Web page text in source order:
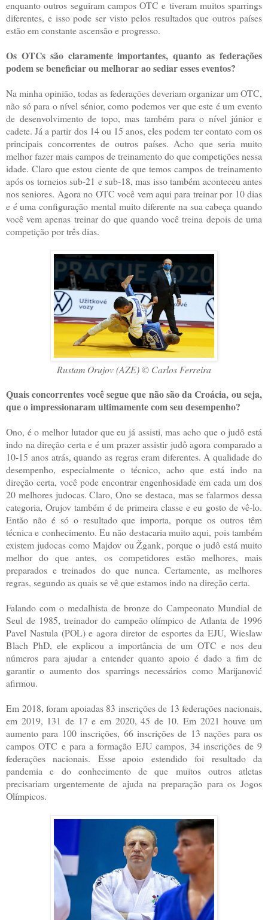
enquanto outros seguiram campos OTC e tiveram muitos sparrings
diferentes, e isso pode ser visto pelos resultados que outros países
estão em constante ascensão e progresso.
Os OTCs são claramente importantes, quanto as federações
podem se beneficiar ou melhorar ao sediar esses eventos?
Na minha opinião, todas as federações deveriam organizar um OTC,
não só para o nível sénior, como podemos ver que este é um evento
de desenvolvimento de topo, mas também para o nível júnior e
cadete. Já a partir dos 14 ou 15 anos, eles podem ter contato com os
principais concorrentes de outros países. Acho que seria muito
melhor fazer mais campos de treinamento do que competições nessa
idade. Claro que estou ciente de que temos campos de treinamento
após os torneios sub-21 e sub-18, mas isso também aconteceu antes
nos seniores. Agora no OTC você vem aqui para treinar por 10 dias
e é uma configuração mental muito diferente na sua cabeça quando
você vem apenas treinar do que quando você treina depois de uma
competição por três dias.
Rustam Orujov (AZE) © Carlos Ferreira
Quais concorrentes você segue que não são da Croácia, ou seja,
que o impressionaram ultimamente com seu desempenho?
Ono, é o melhor lutador que eu já assisti, mas acho que o judô está
indo na direção certa e é um prazer assistir judô agora comparado a
10-15 anos atrás, quando as regras eram diferentes. A qualidade do
desempenho, especialmente o técnico, acho que está indo na
direção certa, você pode encontrar engenhosidade em cada um dos
20 melhores judocas. Claro, Ono se destaca, mas se falarmos dessa
categoria, Orujov também é de primeira classe e eu gosto de vê-lo.
Então não é só o resultado que importa, porque os outros têm
técnica e conhecimento. Eu não destacaria muito aqui, pois também
existem judocas como Majdov ou Žgank, porque o judô está muito
melhor do que antes, os competidores estão melhores, mais
preparados e treinados do que nunca. Certamente, as melhores
regras, segundo as quais se vê que estamos indo na direção certa.
Falando com o medalhista de bronze do Campeonato Mundial de
Seul de 1985, treinador do campeão olímpico de Atlanta de 1996
Pavel Nastula (POL) e agora diretor de esportes da EJU, Wieslaw
Blach PhD, ele explicou a importância de um OTC e nos deu
números para ajudar a entender quanto apoio é dado a fim de
garantir o aumento dos sparrings necessários como Marijanović
afirmou.
Em 2018, foram apoiadas 83 inscrições de 13 federações nacionais,
em 2019, 131 de 17 e em 2020, 45 de 10. Em 2021 houve um
aumento para 100 inscrições, 66 inscrições de 13 nações para os
campos OTC e para a formação EJU campos, 34 inscrições de 9
federações nacionais. Esse apoio estendido foi resultado da
pandemia e do conhecimento de que muitos outros atletas
precisariam urgentemente de ajuda na preparação para os Jogos
Olímpicos.